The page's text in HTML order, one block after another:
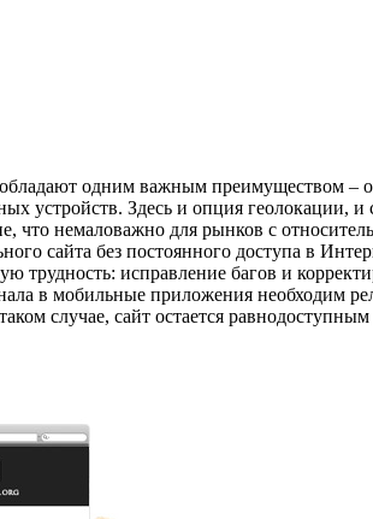
одним важным преимуществом –
устройств. Здесь и опция
что немаловажно для рынков с
сайта без постоянного доступа в
трудность: исправление багов и
в мобильные приложения необходим
случае, сайт остается